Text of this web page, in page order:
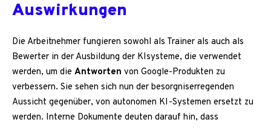
Auswirkungen
Die Arbeitnehmer fungieren sowohl als Trainer als auch als
Bewerter in der Ausbildung der KIsysteme, die verwendet
werden, um die Antworten von Google-Produkten zu
verbessern. Sie sehen sich nun der besorgniserregenden
Aussicht gegenüber, von autonomen KI-Systemen ersetzt zu
werden. Interne Dokumente deuten darauf hin, dass